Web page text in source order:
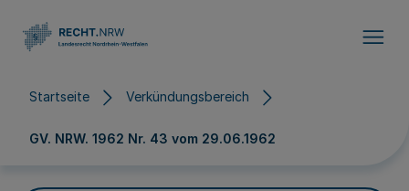
Startseite Verkündungsbereich
GV. NRW. 1962 Nr. 43 vom 29.06.1962